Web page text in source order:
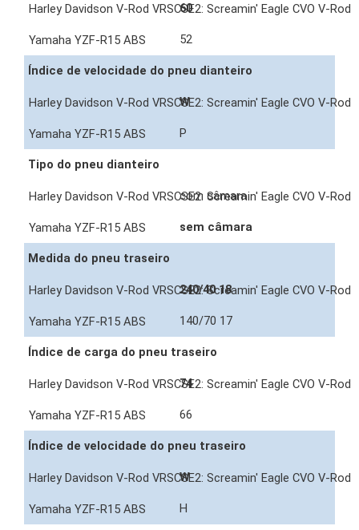
60
52
Índice de velocidade do pneu dianteiro
W
P
Tipo do pneu dianteiro
com câmara
sem câmara
Medida do pneu traseiro
240/40 18
140/70 17
Índice de carga do pneu traseiro
74
66
Índice de velocidade do pneu traseiro
W
H